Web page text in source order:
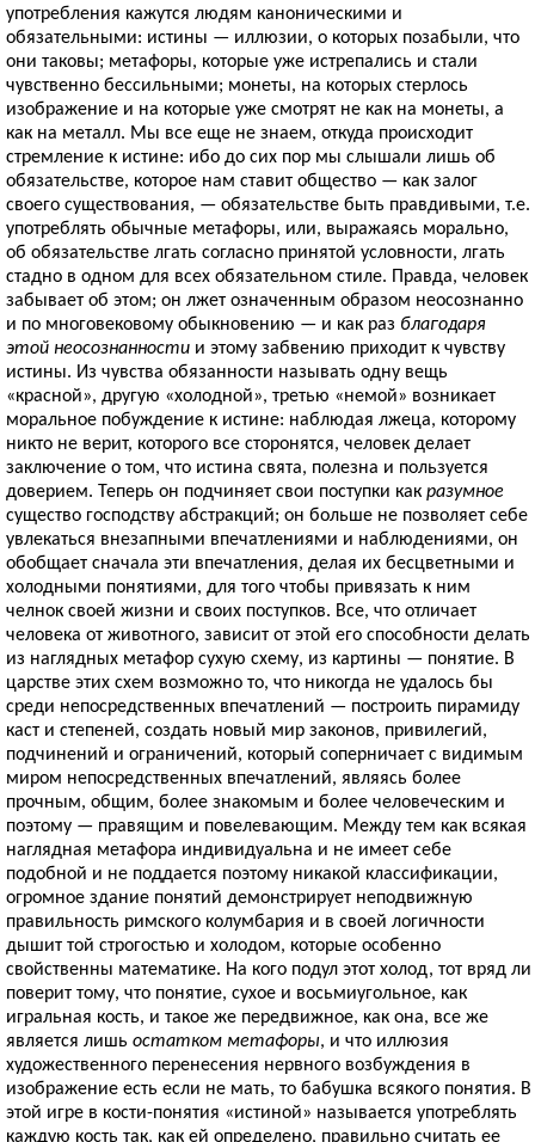
употребления кажутся людям каноническими и
обязательными: истины — иллюзии, о которых позабыли, что
они таковы; метафоры, которые уже истрепались и стали
чувственно бессильными; монеты, на которых стерлось
изображение и на которые уже смотрят не как на монеты, а
как на металл. Мы все еще не знаем, откуда происходит
стремление к истине: ибо до сих пор мы слышали лишь об
обязательстве, которое нам ставит общество — как залог
своего существования, — обязательстве быть правдивыми, т.е.
употреблять обычные метафоры, или, выражаясь морально,
об обязательстве лгать согласно принятой условности, лгать
стадно в одном для всех обязательном стиле. Правда, человек
забывает об этом; он лжет означенным образом неосознанно
и по многовековому обыкновению — и как раз благодаря
этой неосознанности и этому забвению приходит к чувству
истины. Из чувства обязанности называть одну вещь
«красной», другую «холодной», третью «немой» возникает
моральное побуждение к истине: наблюдая лжеца, которому
никто не верит, которого все сторонятся, человек делает
заключение о том, что истина свята, полезна и пользуется
доверием. Теперь он подчиняет свои поступки как разумное
существо господству абстракций; он больше не позволяет себе
увлекаться внезапными впечатлениями и наблюдениями, он
обобщает сначала эти впечатления, делая их бесцветными и
холодными понятиями, для того чтобы привязать к ним
челнок своей жизни и своих поступков. Все, что отличает
человека от животного, зависит от этой его способности делать
из наглядных метафор сухую схему, из картины — понятие. В
царстве этих схем возможно то, что никогда не удалось бы
среди непосредственных впечатлений — построить пирамиду
каст и степеней, создать новый мир законов, привилегий,
подчинений и ограничений, который соперничает с видимым
миром непосредственных впечатлений, являясь более
прочным, общим, более знакомым и более человеческим и
поэтому — правящим и повелевающим. Между тем как всякая
наглядная метафора индивидуальна и не имеет себе
подобной и не поддается поэтому никакой классификации,
огромное здание понятий демонстрирует неподвижную
правильность римского колумбария и в своей логичности
дышит той строгостью и холодом, которые особенно
свойственны математике. На кого подул этот холод, тот вряд ли
поверит тому, что понятие, сухое и восьмиугольное, как
игральная кость, и такое же передвижное, как она, все же
является лишь остатком метафоры, и что иллюзия
художественного перенесения нервного возбуждения в
изображение есть если не мать, то бабушка всякого понятия. В
этой игре в кости-понятия «истиной» называется употреблять
каждую кость так, как ей определено, правильно считать ее